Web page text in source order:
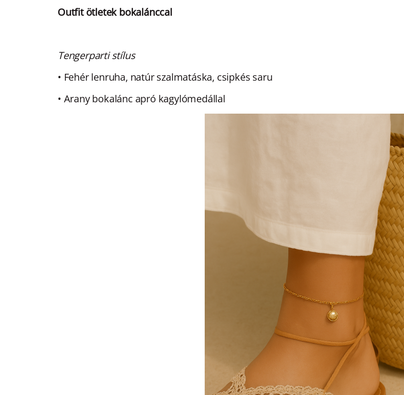
Outfit ötletek bokalánccal
Tengerparti stílus
• Fehér lenruha, natúr szalmatáska, csipkés saru
• Arany bokalánc apró kagylómedállal